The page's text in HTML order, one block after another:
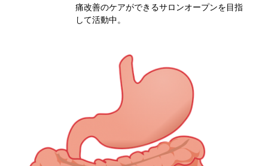
痛改善のケアができるサロンオープンを目指
して活動中。